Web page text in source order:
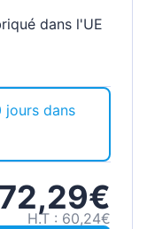
dans l'UE
jours dans
72,29€
H.T : 60,24€